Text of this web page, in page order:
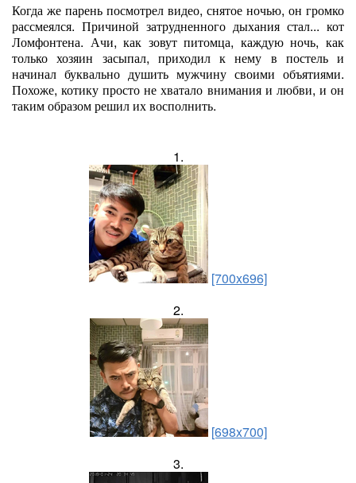
Когда же парень посмотрел видео, снятое ночью, он громко
рассмеялся. Причиной затрудненного дыхания стал... кот
Ломфонтена. Ачи, как зовут питомца, каждую ночь, как
только хозяин засыпал, приходил к нему в постель и
начинал буквально душить мужчину своими объятиями.
Похоже, котику просто не хватало внимания и любви, и он
таким образом решил их восполнить.
1.
[700x696]
2.
[698x700]
3.